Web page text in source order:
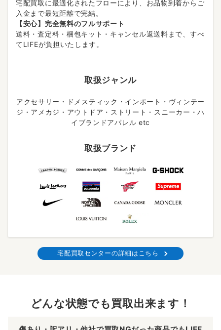
宅配買取に最適化されたフローにより、お品物到着からご
入金まで最短距離で完結。
【安心】完全無料のフルサポート
送料・査定料・梱包キット・キャンセル返送料まで、すべ
てLIFEが負担いたします。
取扱ジャンル
アクセサリー・ドメスティック・インポート・ヴィンテー
ジ・アメカジ・アウトドア・ストリート・スニーカー・ハ
イブランドアパレル etc
取扱ブランド
宅配買取センターの詳細はこちら
どんな状態でも買取出来ます！